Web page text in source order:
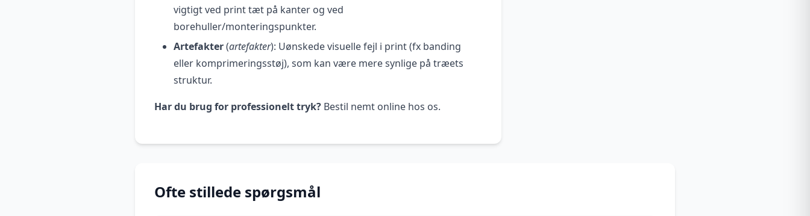
vigtigt ved print tæt på kanter og ved
borehuller/monteringspunkter.
Artefakter(artefakter): Uønskede visuelle fejl i print (fx banding
eller komprimeringsstøj), som kan være mere synlige på træets
struktur.
Har du brug for professionelt tryk? Bestil nemt online hos os.
Ofte stillede spørgsmål